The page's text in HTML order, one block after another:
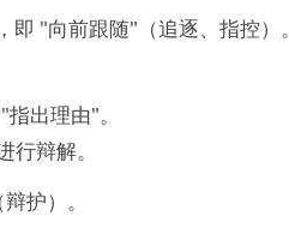
"向前跟随"（追逐、指控）。
出理由"。
辩解。
护）。